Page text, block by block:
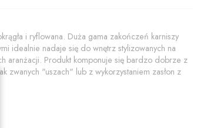
i ryflowana. Duża gama zakończeń karniszy
idealnie nadaje się do wnętrz stylizowanych na
aranżacji. Produkt komponuje się bardzo dobrze z
zwanych "uszach" lub z wykorzystaniem zasłon z